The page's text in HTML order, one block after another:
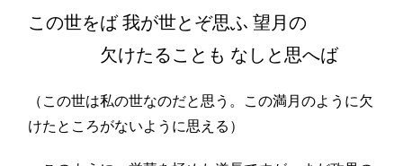
この世をば 我が世とぞ思ふ 望月の
欠けたることも なしと思へば
（この世は私の世なのだと思う。この満月のように欠
けたところがないように思える）